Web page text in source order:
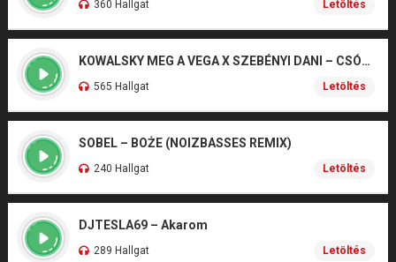
360 Hallgat Letöltés
KOWALSKY MEG A VEGA X SZEBÉNYI DANI – CSÓNAK
565 Hallgat Letöltés
SOBEL – BOŻE (NOIZBASSES REMIX)
240 Hallgat Letöltés
DJTESLA69 – Akarom
289 Hallgat Letöltés